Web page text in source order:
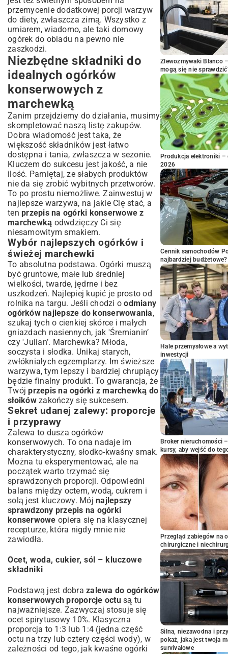
przemycenie dodatkowej porcji warzyw
do diety, zwłaszcza zimą. Wszystko z
umiarem, wiadomo, ale taki domowy
ogórek do obiadu na pewno nie
zaszkodzi.
Niezbędne składniki do
idealnych ogórków
konserwowych z
marchewką
Zanim przejdziemy do działania, musimy
skompletować naszą listę zakupów.
Dobra wiadomość jest taka, że
większość składników jest łatwo
dostępna i tania, zwłaszcza w sezonie.
Kluczem do sukcesu jest jakość, a nie
ilość. Pamiętaj, ze słabych produktów
nie da się zrobić wybitnych przetworów.
To po prostu niemożliwe. Zainwestuj w
najlepsze warzywa, na jakie Cię stać, a
ten przepis na ogórki konserwowe z
marchewką odwdzięczy Ci się
niesamowitym smakiem.
Wybór najlepszych ogórków i
świeżej marchewki
To absolutna podstawa. Ogórki muszą
być gruntowe, małe lub średniej
wielkości, twarde, jędrne i bez
uszkodzeń. Najlepiej kupić je prosto od
rolnika na targu. Jeśli chodzi oodmiany
ogórków najlepsze do konserwowania,
szukaj tych o cienkiej skórce i małych
gniazdach nasiennych, jak 'Śremianin’
czy 'Julian’. Marchewka? Młoda,
soczysta i słodka. Unikaj starych,
zwłókniałych egzemplarzy. Im świeższe
warzywa, tym lepszy i bardziej chrupiący
będzie finalny produkt. To gwarancja, że
Twójprzepis na ogórki z marchewką do
słoikówzakończy się sukcesem.
Sekret udanej zalewy: proporcje
i przyprawy
Zalewa to dusza ogórków
konserwowych. To ona nadaje im
charakterystyczny, słodko-kwaśny smak.
Można tu eksperymentować, ale na
początek warto trzymać się
sprawdzonych proporcji. Odpowiedni
balans między octem, wodą, cukrem i
solą jest kluczowy. Mój najlepszy
sprawdzony przepis na ogórki
konserwowe opiera się na klasycznej
recepturze, która nigdy mnie nie
zawiodła.
Ocet, woda, cukier, sól – kluczowe
składniki
Podstawą jest dobra zalewa do ogórków
konserwowych proporcje octusą tu
najważniejsze. Zazwyczaj stosuje się
ocet spirytusowy 10%. Klasyczna
proporcja to 1:3 lub 1:4 (jedna część
octu na trzy lub cztery części wody), w
zależności od tego, jak kwaśne ogórki
Zlewozmywaki Blanco
mogą się nie
Produkcja elektroniki –
2026
Cennik samochodów
najbardziej budżetowe?
Hale przemysłowe a
inwestycji
Broker nieruchomości
kursy, aby wejść do
Przegląd zabiegów na
chirurgiczne i
Silna, niezawodna i
pokaż, jaka jest twoja
survivalowe